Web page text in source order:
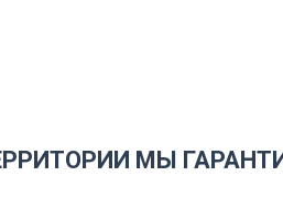
МЫ